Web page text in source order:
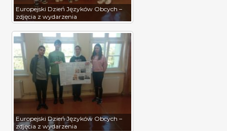
Europejski Dzień Języków Obcych –
zdjęcia z wydarzenia
Europejski Dzień Języków Obcych –
zdjęcia z wydarzenia